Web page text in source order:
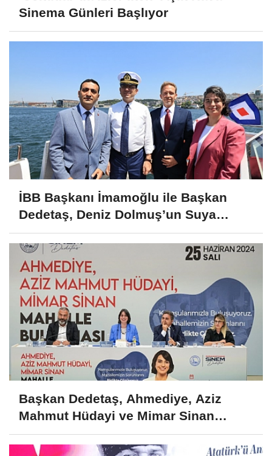
Sinema Günleri Başlıyor
İBB Başkanı İmamoğlu ile Başkan
Dedetaş, Deniz Dolmuş’un Suya
İndirme Törenine Katıldı!
Başkan Dedetaş, Ahmediye, Aziz
Mahmut Hüdayi ve Mimar Sinan
Mahalle Sakinleriyle Buluştu